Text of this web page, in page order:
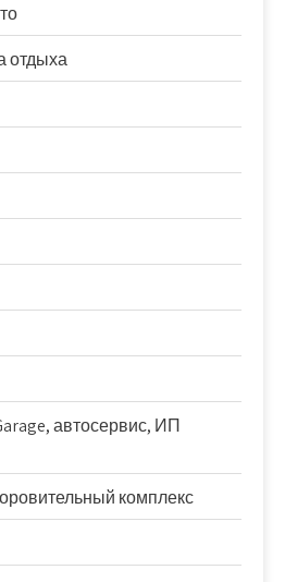
отдыха
автосервис, ИП
комплекс